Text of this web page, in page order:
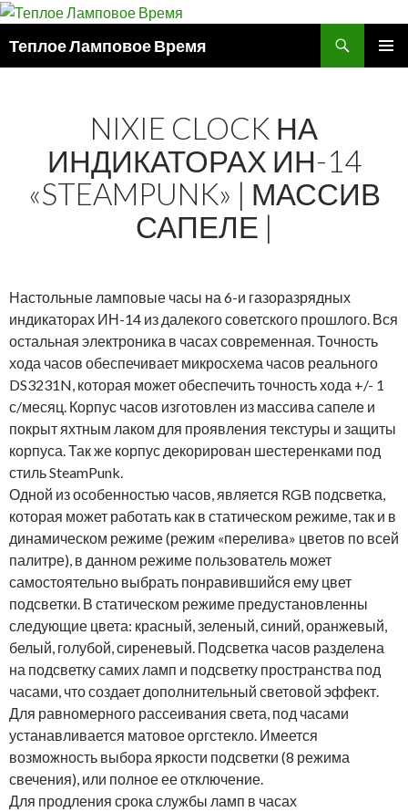
Теплое Ламповое Время
NIXIE CLOCK НА
ИНДИКАТОРАХ ИН-14
«STEAMPUNK» | МАССИВ
САПЕЛЕ |
Настольные ламповые часы на 6-и газоразрядных
индикаторах ИН-14 из далекого советского прошлого. Вся
остальная электроника в часах современная. Точность
хода часов обеспечивает микросхема часов реального
DS3231N, которая может обеспечить точность хода +/- 1
с/месяц. Корпус часов изготовлен из массива сапеле и
покрыт яхтным лаком для проявления текстуры и защиты
корпуса. Так же корпус декорирован шестеренками под
стиль SteamPunk.
Одной из особенностью часов, является RGB подсветка,
которая может работать как в статическом режиме, так и в
динамическом режиме (режим «перелива» цветов по всей
палитре), в данном режиме пользователь может
самостоятельно выбрать понравившийся ему цвет
подсветки. В статическом режиме предустановленны
следующие цвета: красный, зеленый, синий, оранжевый,
белый, голубой, сиреневый. Подсветка часов разделена
на подсветку самих ламп и подсветку пространства под
часами, что создает дополнительный световой эффект.
Для равномерного рассеивания света, под часами
устанавливается матовое оргстекло. Имеется
возможность выбора яркости подсветки (8 режима
свечения), или полное ее отключение.
Для продления срока службы ламп в часах